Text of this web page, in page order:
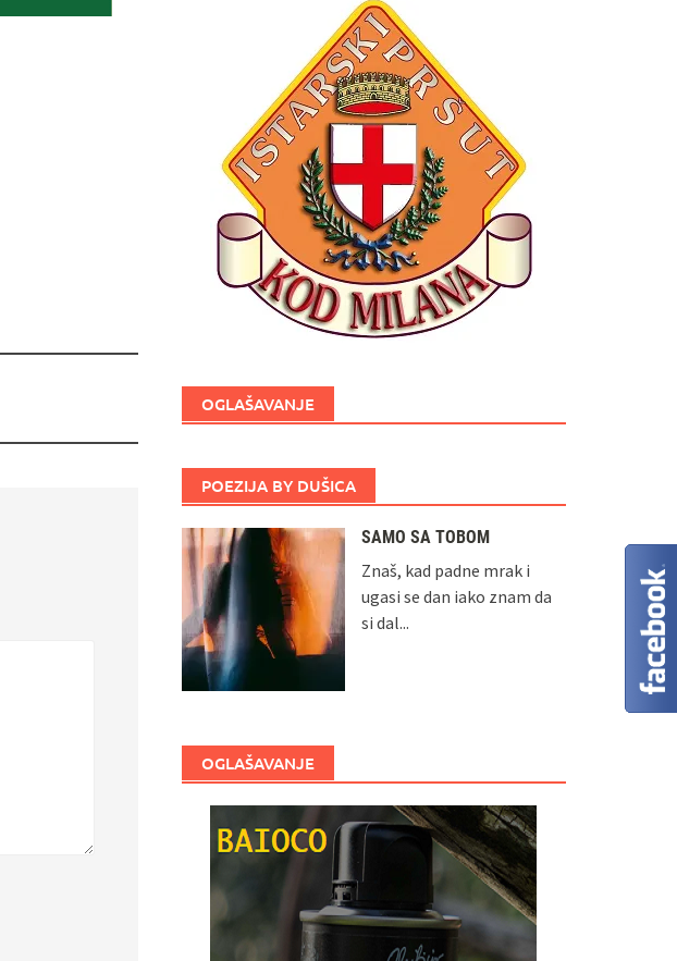
OGLAŠAVANJE
POEZIJA BY DUŠICA
SAMO SA TOBOM
Znaš, kad padne mrak i
ugasi se dan iako znam da
si dal...
OGLAŠAVANJE